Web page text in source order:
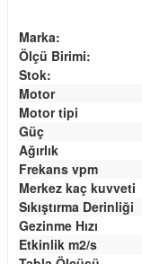
Marka:
Ölçü Birimi:
Stok:
Motor
Motor tipi
Güç
Ağırlık
Frekans vpm
Merkez kaç kuvveti
Sıkıştırma Derinliği
Gezinme Hızı
Etkinlik m2/s